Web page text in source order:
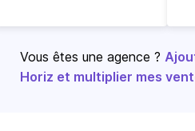
Vous êtes une agence ?
Horiz et multiplier mes